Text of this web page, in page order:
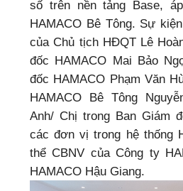
số trên nền tảng Base,
HAMACO Bê Tông. Sự
của Chủ tịch HĐQT Lê
đốc HAMACO Mai Bảo
đốc HAMACO Phạm Văn
HAMACO Bê Tông
Anh/ Chị trong Ban Giám
các đơn vị trong hệ thống
thể CBNV của Công ty
HAMACO Hậu Giang.